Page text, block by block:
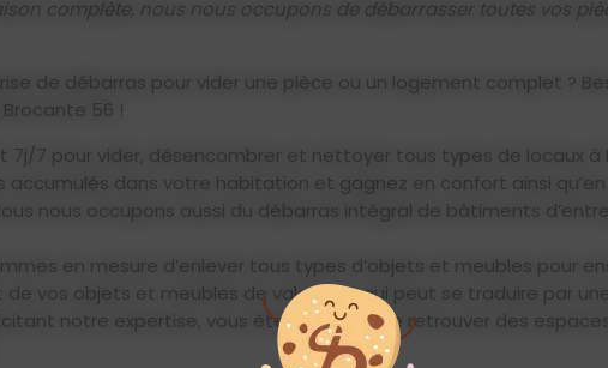
complète, nous nous occupons de débarrasser toutes vos
de débarras pour vider une pièce ou un logement complet ?
56 !
7 pour vider, désencombrer et nettoyer tous types de locaux à
accumulés dans votre habitation et gagnez en confort ainsi
nous occupons aussi du débarras intégral de bâtiments
en mesure d’enlever tous types d’objets et meubles pour
de vos objets et meubles de valeur, ce qui peut se traduire par
notre expertise, vous êtes garantis de retrouver des